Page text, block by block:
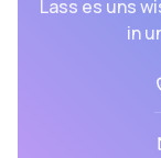
Lass es uns
in